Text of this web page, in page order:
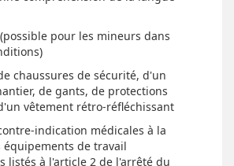
pour les mineurs dans
chaussures de sécurité, d'un
de gants, de protections
vêtement rétro-réfléchissant
indication médicales à la
équipements de travail
listés à l'article 2 de l'arrêté du